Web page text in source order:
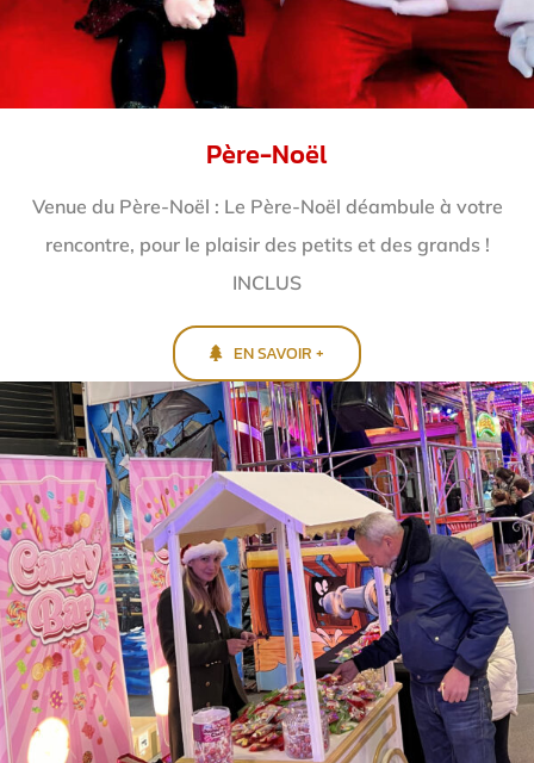
Père-Noël
Venue du Père-Noël : Le Père-Noël déambule à votre
rencontre, pour le plaisir des petits et des grands !
INCLUS
EN SAVOIR +